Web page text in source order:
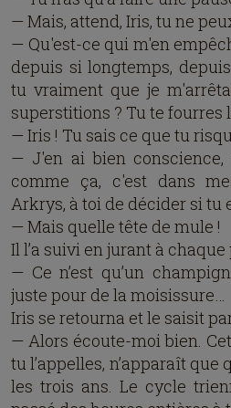
— Mais, attend, Iris, tu ne
— Qu'est-ce qui m'en
depuis si longtemps,
tu vraiment que je
superstitions ? Tu te fourres
— Iris ! Tu sais ce que tu
— J'en ai bien conscience,
comme ça, c'est dans
Arkrys, à toi de décider si tu
— Mais quelle tête de mule !
Il l’a suivi en jurant à chaque
— Ce n’est qu’un
juste pour de la moisissure…
Iris se retourna et le saisit
— Alors écoute-moi bien.
tu l’appelles, n’apparaît
les trois ans. Le cycle